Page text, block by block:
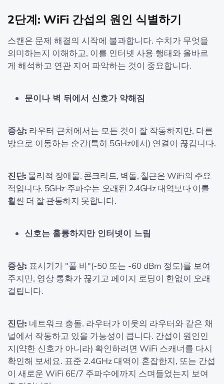
2단계: WiFi 간섭의 원인 식별하기
스캔은 문제 해결의 시작에 불과합니다. 수치가 무엇을
의미하는지 이해하고, 이를 인터넷 사용 행태와 올바르
게 해석하고 연관 지어 파악하는 것이 중요합니다.
문이나 벽 뒤에서 신호가 약해짐
증상: 라우터 근처에서는 모든 것이 잘 작동하지만, 다른
방으로 이동하는 순간(특히 5GHz에서) 연결이 끊깁니다.
진단: 물리적 장애물. 콘크리트, 벽돌, 철근은 WiFi의 주요
적입니다. 5GHz 주파수는 오래된 2.4GHz 대역보다 이를
훨씬 더 잘 관통하지 못합니다.
신호는 훌륭하지만 인터넷이 느림
증상: 표시기가 "풀 바"(-50 또는 -60 dBm 정도)를 보여
주지만, 영상 통화가 끊기고 페이지 로딩이 한없이 오래
걸립니다.
진단: 네트워크 충돌. 라우터가 이웃의 라우터와 같은 채
널에서 작동하고 있을 가능성이 큽니다. 간섭이 원인인
지(약한 신호가 아니라) 확인하려면 WiFi 스캐너를 다시
확인해 보세요. 표준 2.4GHz 대역이 혼잡한지, 또는 간섭
이 새로운 WiFi 6E/7 주파수에까지 스며들었는지 보여